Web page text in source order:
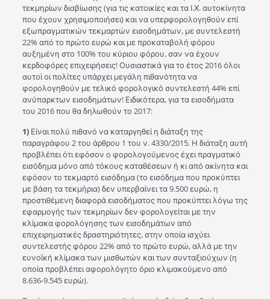
τεκμηρίων διαβίωσης (για τις κατοικίες και τα Ι.Χ. αυτοκίνητα
που έχουν χρησιμοποιήσει) και να υπερφορολογηθούν επί
εξωπραγματικών τεκμαρτών εισοδημάτων, με συντελεστή
22% από το πρώτο ευρώ και με προκαταβολή φόρου
αυξημένη στο 100% του κύριου φόρου, σαν να έχουν
κερδοφόρες επιχειρήσεις! Ουσιαστικά για το έτος 2016 όλοι
αυτοί οι πολίτες υπάρχει μεγάλη πιθανότητα να
φορολογηθούν με τελικό φορολογικό συντελεστή 44% επί
ανύπαρκτων εισοδημάτων! Ειδικότερα, για τα εισοδήματα
του 2016 που θα δηλωθούν το 2017:
1)Είναι πολύ πιθανό να καταργηθεί η διάταξη της
παραγράφου 2 του άρθρου 1 του ν. 4330/2015. Η διάταξη αυτή
προβλέπει ότι εφόσον ο φορολογούμενος έχει πραγματικό
εισόδημα μόνο από τόκους καταθέσεων ή κι από ακίνητα και
εφόσον το τεκμαρτό εισόδημα (το εισόδημα που προκύπτει
με βάση τα τεκμήρια) δεν υπερβαίνει τα 9.500 ευρώ, η
προστιθέμενη διαφορά εισοδήματος που προκύπτει λόγω της
εφαρμογής των τεκμηρίων δεν φορολογείται με την
κλίμακα φορολόγησης των εισοδημάτων από
επιχειρηματικές δραστηριότητες, στην οποία ισχύει
συντελεστής φόρου 22% από το πρώτο ευρώ, αλλά με την
ευνοϊκή κλίμακα των μισθωτών και των συνταξιούχων (η
οποία προβλέπει αφορολόγητο όριο κλιμακούμενο από
8.636-9.545 ευρώ).